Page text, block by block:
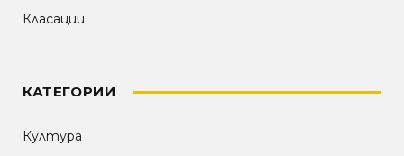
Класации
КАТЕГОРИИ
Култура